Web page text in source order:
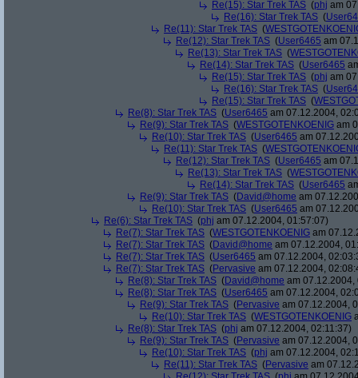
Re(15): Star Trek TAS (phj am
Re(16): Star Trek TAS (
Re(11): Star Trek TAS (
Re(12): Star Trek TAS (User6465 am
Re(13): Star Trek TAS (
Re(14): Star Trek TAS (User6465
Re(15): Star Trek TAS (phj am
Re(16): Star Trek TAS (
Re(15): Star Trek TAS (
Re(8): Star Trek TAS (User6465 am 07.12.2004,
Re(9): Star Trek TAS (WESTGOTENKOENIG am
Re(10): Star Trek TAS (User6465 am
Re(11): Star Trek TAS (
Re(12): Star Trek TAS (User6465 am
Re(13): Star Trek TAS (
Re(14): Star Trek TAS (User6465
Re(9): Star Trek TAS (David@home am
Re(10): Star Trek TAS (User6465 am
Re(6): Star Trek TAS (phj am 07.12.2004, 01:57:07)
Re(7): Star Trek TAS (WESTGOTENKOENIG am
Re(7): Star Trek TAS (David@home am 07.12.2004,
Re(7): Star Trek TAS (User6465 am 07.12.2004,
Re(7): Star Trek TAS (Pervasive am 07.12.2004,
Re(8): Star Trek TAS (David@home am 07.12.2004,
Re(8): Star Trek TAS (User6465 am 07.12.2004,
Re(9): Star Trek TAS (Pervasive am 07.12.2004,
Re(10): Star Trek TAS (WESTGOTENKOENIG
Re(8): Star Trek TAS (phj am 07.12.2004, 02:11:37)
Re(9): Star Trek TAS (Pervasive am 07.12.2004,
Re(10): Star Trek TAS (phj am 07.12.2004,
Re(11): Star Trek TAS (Pervasive am